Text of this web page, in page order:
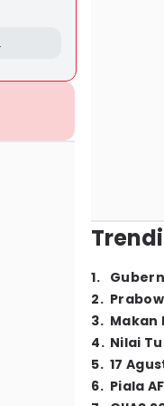
1.
2.
3. Makan
4. Nilai
5. 17
6. Piala